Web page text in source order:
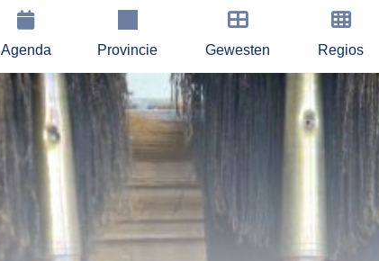
Agenda Provincie Gewesten Regios